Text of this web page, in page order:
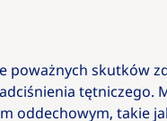
poważnych skutków
tętniczego.
oddechowym, takie